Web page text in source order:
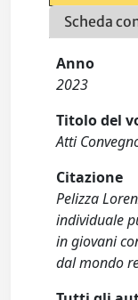
Scheda
Anno
2023
Titolo del
Atti
Citazione
Pelizza
individuale
in giovani
dal mondo